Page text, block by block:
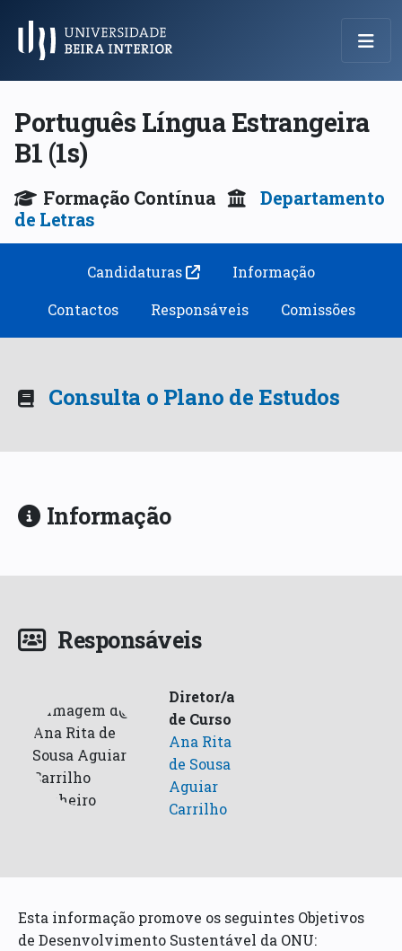
Menu Principal
Português Língua Estrangeira
B1 (1s)
Formação Contínua
Departamento
de Letras
Candidaturas
Informação
Contactos
Responsáveis Comissões
Consulta o Plano de Estudos
Informação
Responsáveis
Diretor/a
de Curso
Ana Rita
de Sousa
Aguiar
Carrilho
Esta informação promove os seguintes Objetivos
de Desenvolvimento Sustentável da ONU: